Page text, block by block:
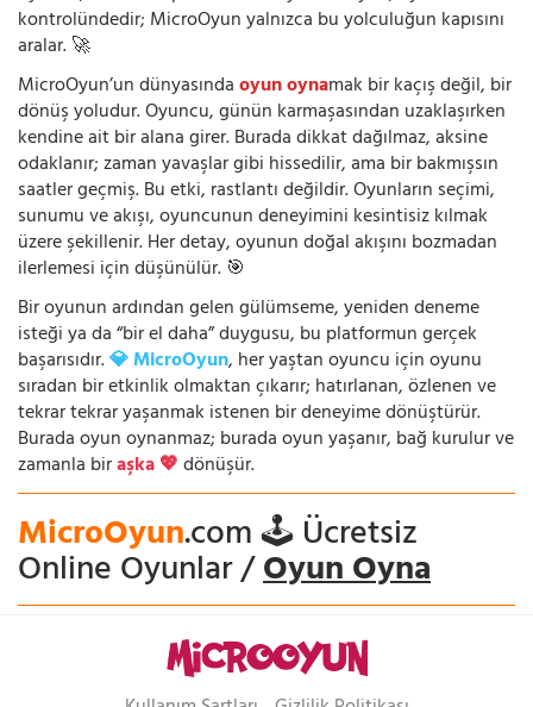
kontrolündedir; MicroOyun yalnızca bu yolculuğun kapısını
aralar. 🚀
MicroOyun’un dünyasındaoyun oynamak bir kaçış değil, bir
dönüş yoludur. Oyuncu, günün karmaşasından uzaklaşırken
kendine ait bir alana girer. Burada dikkat dağılmaz, aksine
odaklanır; zaman yavaşlar gibi hissedilir, ama bir bakmışsın
saatler geçmiş. Bu etki, rastlantı değildir. Oyunların seçimi,
sunumu ve akışı, oyuncunun deneyimini kesintisiz kılmak
üzere şekillenir. Her detay, oyunun doğal akışını bozmadan
ilerlemesi için düşünülür. 🎯
Bir oyunun ardından gelen gülümseme, yeniden deneme
isteği ya da “bir el daha” duygusu, bu platformun gerçek
başarısıdır.💎 MicroOyun, her yaştan oyuncu için oyunu
sıradan bir etkinlik olmaktan çıkarır; hatırlanan, özlenen ve
tekrar tekrar yaşanmak istenen bir deneyime dönüştürür.
Burada oyun oynanmaz; burada oyun yaşanır, bağ kurulur ve
zamanla biraşka 💖dönüşür.
MicroOyun.com 🕹️ Ücretsiz
Online Oyunlar /Oyun Oyna